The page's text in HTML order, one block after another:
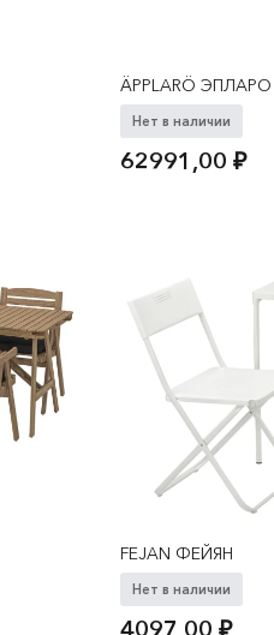
ÄPPLARÖ ЭПЛАРО
Нет в наличии
62991,00 ₽
FEJAN ФЕЙЯН
Нет в наличии
4097,00 ₽